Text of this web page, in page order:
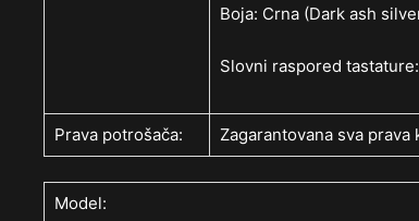
Boja: Crna (Dark ash
Slovni raspored
Prava potrošača: Zagarantovana sva
Model: